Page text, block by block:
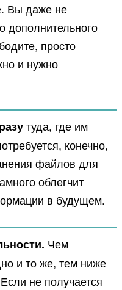
Вы даже не
дополнительного
просто
и нужно
туда, где им
конечно,
файлов для
облегчит
в будущем.
Чем
и то же, тем ниже
не получается